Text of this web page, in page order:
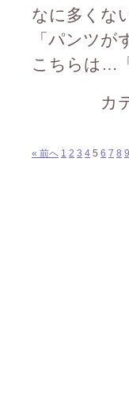
なに多くな
「パンツ
こちらは…
カ
« 前へ 1 2 3 4 5 6 7 8 9